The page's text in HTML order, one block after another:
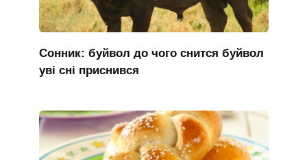
Сонник: буйвол до чого снится буйвол
уві сні приснився